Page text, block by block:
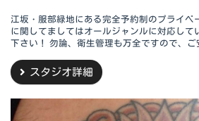
江坂・服部緑地にある完全予約制のプライベ
に関してましてはオールジャンルに対応して
下さい！ 勿論、衛生管理も万全ですので、ご
スタジオ詳細